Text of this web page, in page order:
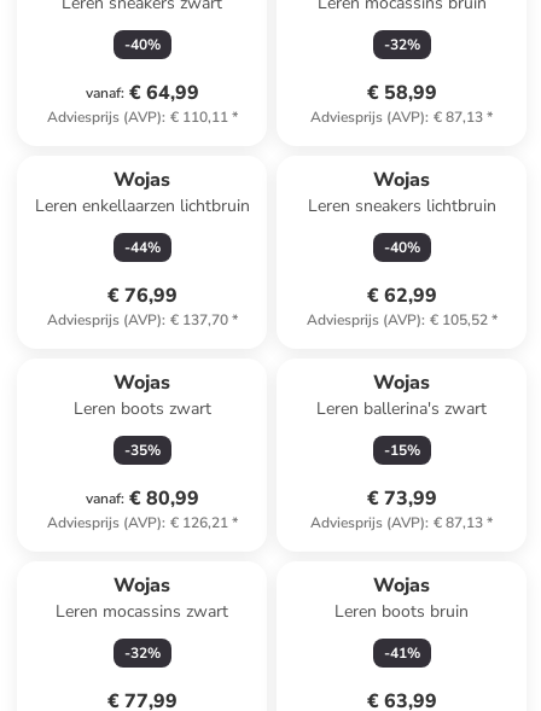
-40%
vanaf: € 64,99
Adviesprijs (AVP): € 110,11*
-32%
€ 58,99
Adviesprijs (AVP): € 87,13*
Wojas
Leren enkellaarzen lichtbruin
-44%
€ 76,99
Adviesprijs (AVP): € 137,70*
Wojas
Leren sneakers lichtbruin
-40%
€ 62,99
Adviesprijs (AVP): € 105,52*
Wojas
Leren boots zwart
-35%
vanaf: € 80,99
Adviesprijs (AVP): € 126,21*
Wojas
Leren ballerina's zwart
-15%
€ 73,99
Adviesprijs (AVP): € 87,13*
Wojas
Leren mocassins zwart
-32%
€ 77,99
Wojas
Leren boots bruin
-41%
€ 63,99